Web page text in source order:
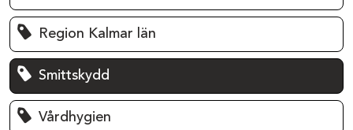
Region Kalmar län
Smittskydd
Vårdhygien